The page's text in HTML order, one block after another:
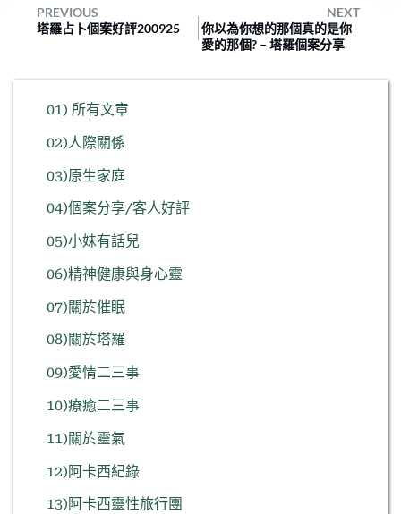
PREVIOUS
NEXT
塔羅占卜個案好評200925
你以為你想的那個真的是你
愛的那個? – 塔羅個案分享
01) 所有文章
02)人際關係
03)原生家庭
04)個案分享/客人好評
05)小妹有話兒
06)精神健康與身心靈
07)關於催眠
08)關於塔羅
09)愛情二三事
10)療癒二三事
11)關於靈氣
12)阿卡西紀錄
13)阿卡西靈性旅行團